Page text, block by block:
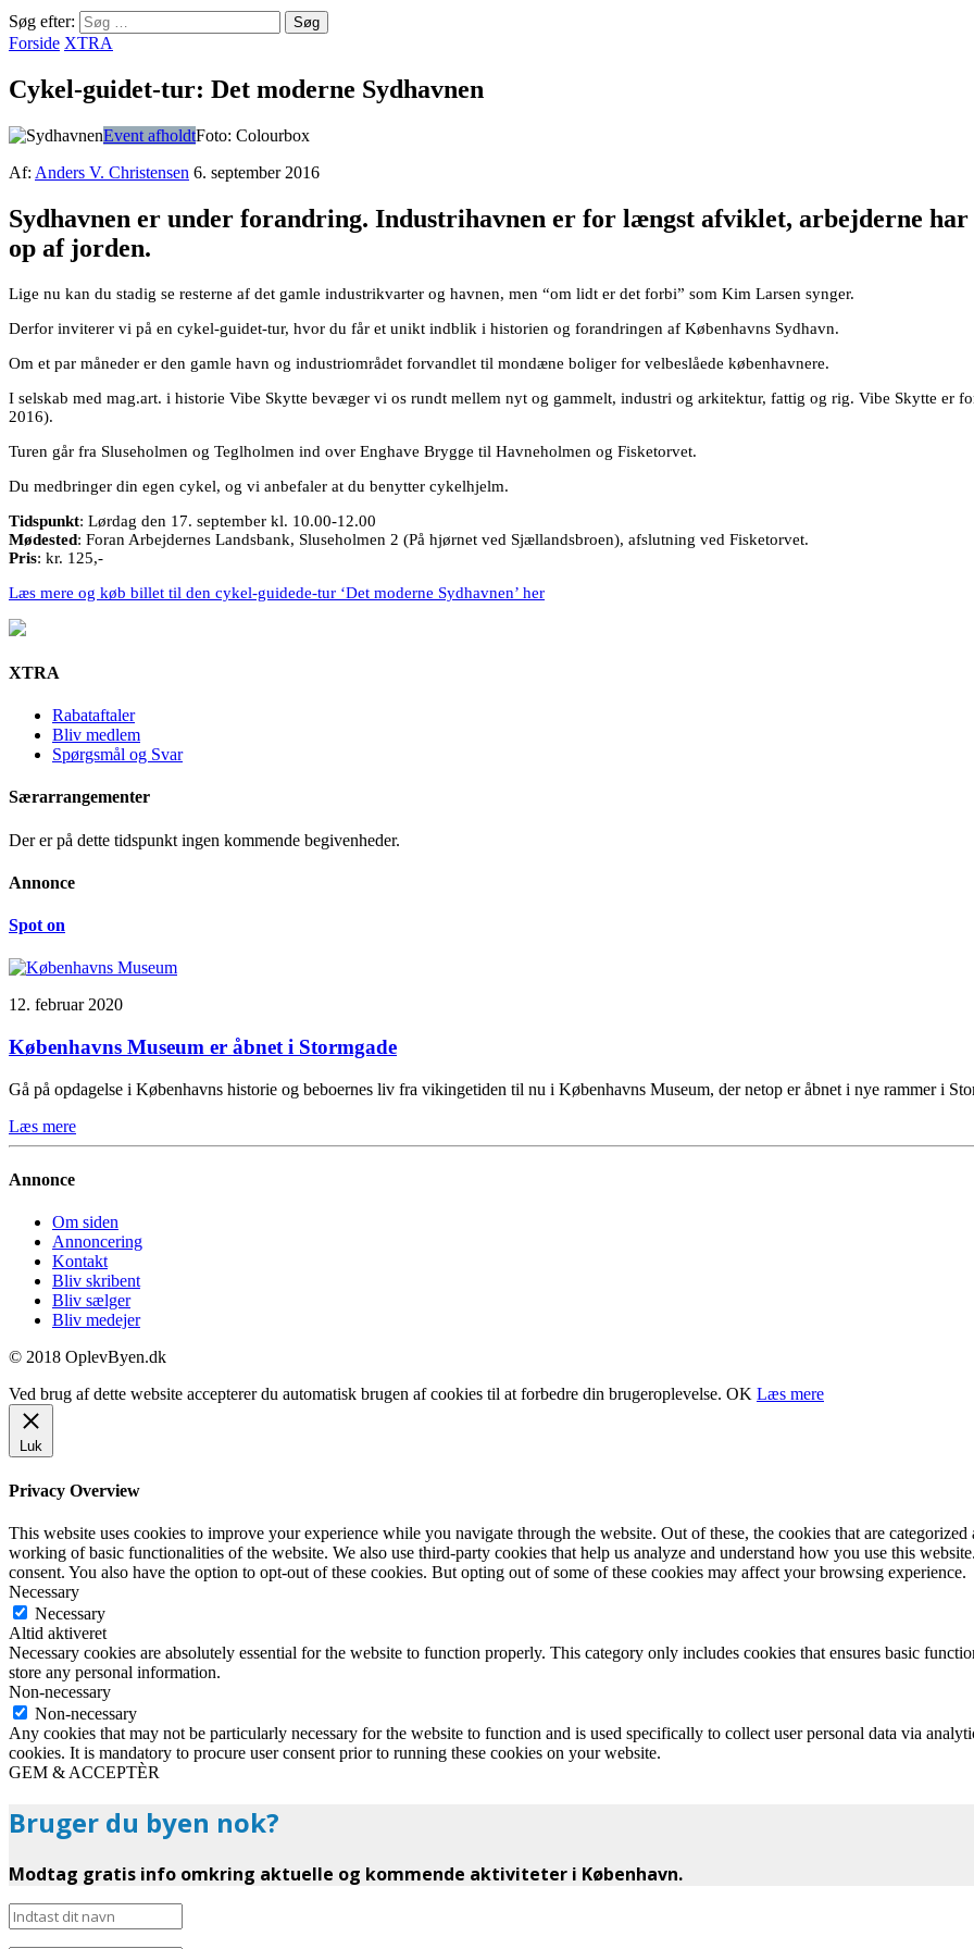
Søg efter:
Forside XTRA
Cykel-guidet-tur: Det moderne Sydhavnen
Event afholdtFoto: Colourbox
Af: Anders V. Christensen 6. september 2016
Sydhavnen er under forandring. Industrihavnen er for længst afviklet, arbejderne har
op af jorden.
Lige nu kan du stadig se resterne af det gamle industrikvarter og havnen, men “om lidt er det forbi” som Kim Larsen synger.
Derfor inviterer vi på en cykel-guidet-tur, hvor du får et unikt indblik i historien og forandringen af Københavns Sydhavn.
Om et par måneder er den gamle havn og industriområdet forvandlet til mondæne boliger for velbeslåede københavnere.
I selskab med mag.art. i historie Vibe Skytte bevæger vi os rundt mellem nyt og gammelt, industri og arkitektur, fattig og rig. Vibe Skytte er
2016).
Turen går fra Sluseholmen og Teglholmen ind over Enghave Brygge til Havneholmen og Fisketorvet.
Du medbringer din egen cykel, og vi anbefaler at du benytter cykelhjelm.
Tidspunkt: Lørdag den 17. september kl. 10.00-12.00
Mødested: Foran Arbejdernes Landsbank, Sluseholmen 2 (På hjørnet ved Sjællandsbroen), afslutning ved Fisketorvet.
Pris: kr. 125,-
Læs mere og køb billet til den cykel-guidede-tur ‘Det moderne Sydhavnen’ her
XTRA
Rabataftaler
Bliv medlem
Spørgsmål og Svar
Særarrangementer
Der er på dette tidspunkt ingen kommende begivenheder.
Annonce
Spot on
12. februar 2020
Københavns Museum er åbnet i Stormgade
Gå på opdagelse i Københavns historie og beboernes liv fra vikingetiden til nu i Københavns Museum, der netop er åbnet i nye rammer i
Læs mere
Annonce
Om siden
Annoncering
Kontakt
Bliv skribent
Bliv sælger
Bliv medejer
© 2018 OplevByen.dk
Ved brug af dette website accepterer du automatisk brugen af cookies til at forbedre din brugeroplevelse. OK Læs mere
Luk
Privacy Overview
This website uses cookies to improve your experience while you navigate through the website. Out of these, the cookies that are categorized
working of basic functionalities of the website. We also use third-party cookies that help us analyze and understand how you use this
consent. You also have the option to opt-out of these cookies. But opting out of some of these cookies may affect your browsing experience.
Necessary
Necessary
Altid aktiveret
Necessary cookies are absolutely essential for the website to function properly. This category only includes cookies that ensures basic
store any personal information.
Non-necessary
Non-necessary
Any cookies that may not be particularly necessary for the website to function and is used specifically to collect user personal data via
cookies. It is mandatory to procure user consent prior to running these cookies on your website.
GEM & ACCEPTÈR
Bruger du byen nok?
Modtag gratis info omkring aktuelle og kommende aktiviteter i København.